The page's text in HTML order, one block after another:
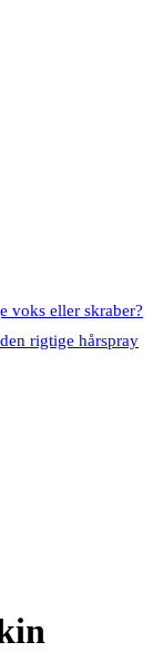
voks eller skraber?
rigtige hårspray